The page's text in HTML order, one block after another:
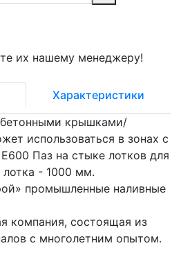
их нашему менеджеру!
Характеристики
крышками/
использоваться в зонах с
Паз на стыке лотков для
лотка - 1000 мм.
компания, состоящая из
с многолетним опытом.